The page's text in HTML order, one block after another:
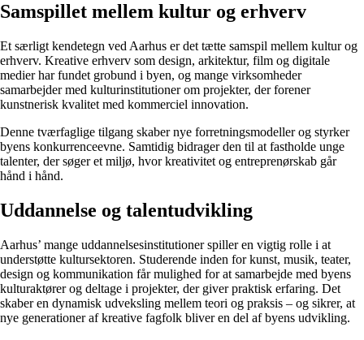
Samspillet mellem kultur og erhverv
Et særligt kendetegn ved Aarhus er det tætte samspil mellem kultur og
erhverv. Kreative erhverv som design, arkitektur, film og digitale
medier har fundet grobund i byen, og mange virksomheder
samarbejder med kulturinstitutioner om projekter, der forener
kunstnerisk kvalitet med kommerciel innovation.
Denne tværfaglige tilgang skaber nye forretningsmodeller og styrker
byens konkurrenceevne. Samtidig bidrager den til at fastholde unge
talenter, der søger et miljø, hvor kreativitet og entreprenørskab går
hånd i hånd.
Uddannelse og talentudvikling
Aarhus’ mange uddannelsesinstitutioner spiller en vigtig rolle i at
understøtte kultursektoren. Studerende inden for kunst, musik, teater,
design og kommunikation får mulighed for at samarbejde med byens
kulturaktører og deltage i projekter, der giver praktisk erfaring. Det
skaber en dynamisk udveksling mellem teori og praksis – og sikrer, at
nye generationer af kreative fagfolk bliver en del af byens udvikling.